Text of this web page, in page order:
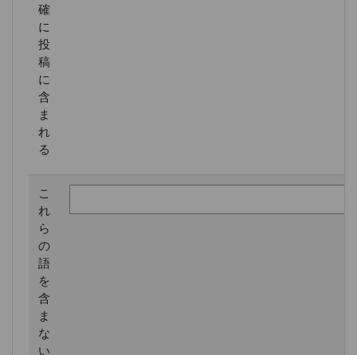
確
に
投
稿
に
含
ま
れ
る
こ
れ
ら
の
語
を
含
ま
な
い